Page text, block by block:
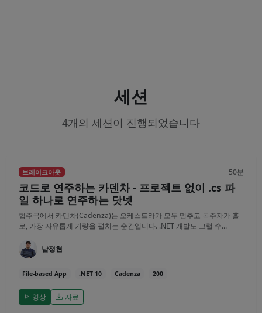
세션
4개의 세션이 진행되었습니다
브레이크아웃 50분
코드로 연주하는 카덴차 - 프로젝트 없이 .cs 파
일 하나로 연주하는 닷넷
협주곡에서 카덴차(Cadenza)는 오케스트라가 모두 멈추고 독주자가 홀
로, 가장 자유롭게 기량을 펼치는 순간입니다. .NET 개발도 그럴 수...
남정현
File-based App .NET 10 Cadenza 200
영상 자료